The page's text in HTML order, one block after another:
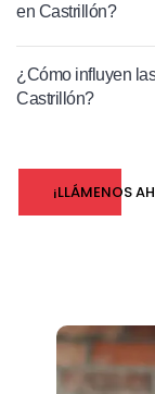
en Castrillón?
¿Cómo influyen
Castrillón?
¡LLÁMENOS